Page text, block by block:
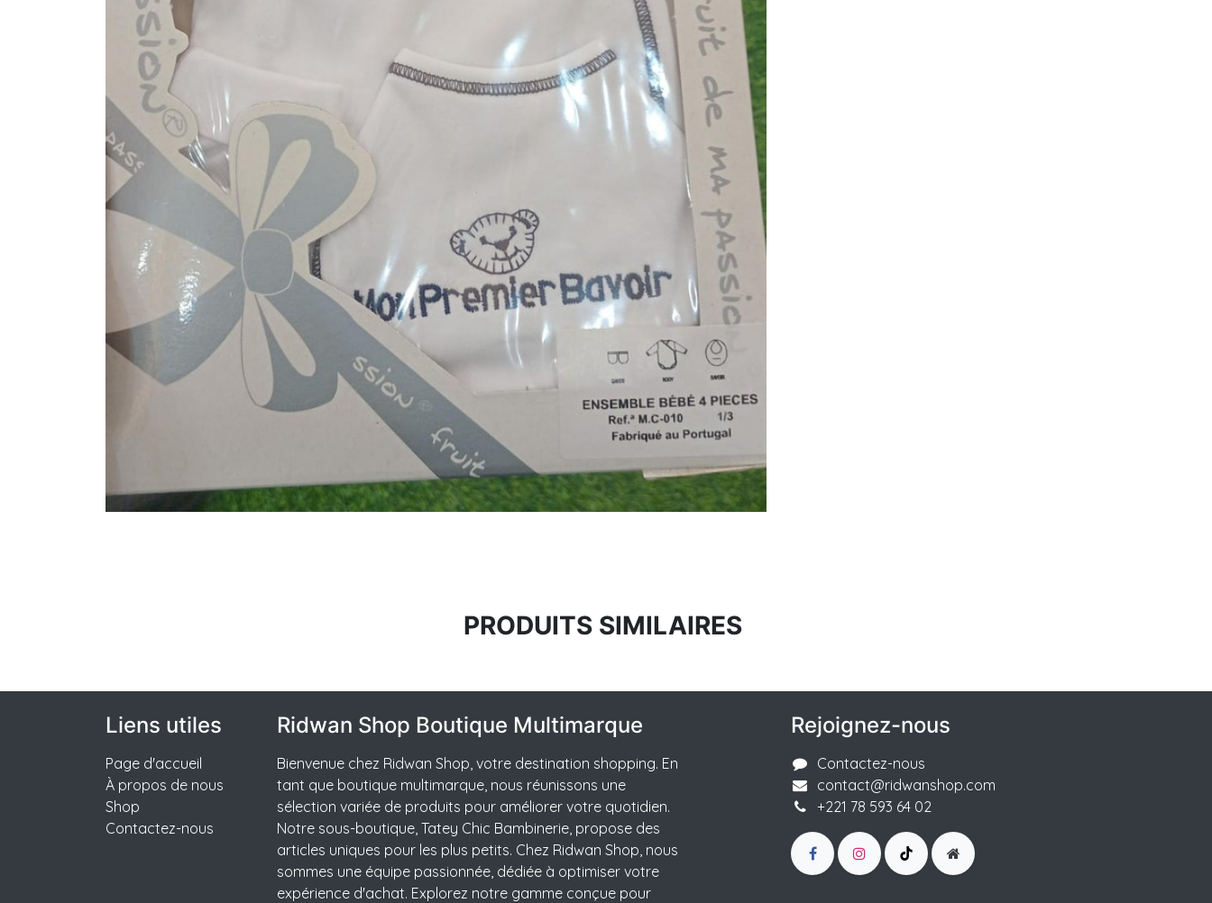
PRODUITS SIMILAIRES
Liens utiles
Page d'accueil
À propos de nous
Shop
Contactez-nous
Ridwan Shop Boutique Multimarque
Bienvenue chez Ridwan Shop, votre destination shopping. En
tant que boutique multimarque, nous réunissons une
sélection variée de produits pour améliorer votre quotidien.
Notre sous-boutique, Tatey Chic Bambinerie, propose des
articles uniques pour les plus petits. Chez Ridwan Shop, nous
sommes une équipe passionnée, dédiée à optimiser votre
expérience d'achat. Explorez notre gamme conçue pour
Rejoignez-nous
Contactez-nous
contact@ridwanshop.com
+221 78 593 64 02